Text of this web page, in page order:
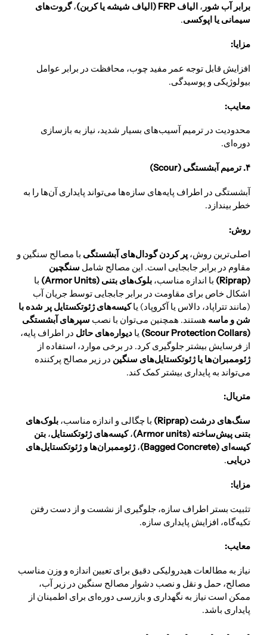
برابر آب شور ، الیاف FRP (الیاف شیشه یا کربن) ،گروت‌های
سیمانی یا اپوکسی.
مزایا:
افزایش قابل توجه عمر مفید چوب، محافظت در برابر عوامل
بیولوژیکی و پوسیدگی.
معایب:
محدودیت در ترمیم آسیب‌های بسیار شدید، نیاز به بازسازی
دوره‌ای.
۴. ترمیم آبشستگی (Scour)
آبشستگی در اطراف پایه‌های سازه‌ها می‌تواند پایداری آن‌ها را به
خطر بیندازد.
روش:
اصلی‌ترین روش، پر کردن گودال‌های آبشستگی با مصالح سنگین و
مقاوم در برابر جابجایی است. این مصالح شامل سنگچین
(Riprap)
با اندازه مناسب، بلوک‌های بتنی (Armor Units)
با
اشکال خاص برای مقاومت در برابر جابجایی توسط جریان آب
(مانند تتراپاد، دالاس یا آکروپاد) یاکیسه‌های ژئوتکستایل پر شده با
شن و ماسه هستند. همچنین می‌توان با نصب سپرهای آبشستگی
(Scour Protection Collars)
یا دیواره‌های حائل در اطراف پایه،
از فرسایش بیشتر جلوگیری کرد. در برخی موارد، استفاده از
ژئوممبران‌ها یا ژئوتکستایل‌های سنگین در زیر مصالح پرکننده
می‌تواند به پایداری بیشتر کمک کند.
متریال:
سنگ‌های درشت (Riprap) با چگالی و اندازه مناسب، بلوک‌های
بتنی پیش‌ساخته (Armor units)
،کیسه‌های ژئوتکستایل، بتن
کیسه‌ای (Bagged Concrete)
،ژئوممبران‌ها و ژئوتکستایل‌های
دریایی.
مزایا:
تثبیت بستر اطراف سازه، جلوگیری از نشست و از دست رفتن
تکیه‌گاه، افزایش پایداری سازه.
معایب:
نیاز به مطالعات هیدرولیکی دقیق برای تعیین اندازه و وزن مناسب
مصالح، حمل و نقل و نصب دشوار مصالح سنگین در زیر آب،
ممکن است نیاز به نگهداری و بازرسی دوره‌ای برای اطمینان از
پایداری باشد.